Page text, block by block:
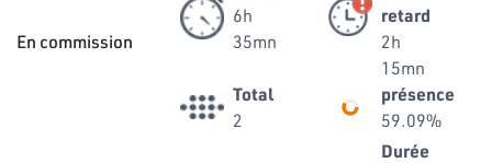
En commission
6h
35mn
retard
2h
15mn
Total
2
présence
59.09%
Durée